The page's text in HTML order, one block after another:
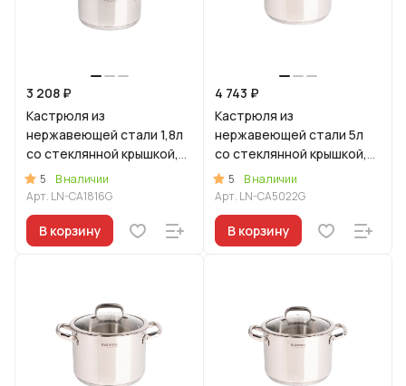
3 208 ₽
Кастрюля из
нержавеющей стали 1,8л
со стеклянной крышкой,
линия "Леон"
5
В наличии
Арт. LN-CA1816G
В корзину
4 743 ₽
Кастрюля из
нержавеющей стали 5л
со стеклянной крышкой,
линия "Леон"
5
В наличии
Арт. LN-CA5022G
В корзину